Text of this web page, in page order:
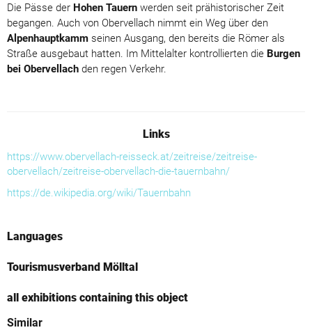
Die Pässe der Hohen Tauern werden seit prähistorischer Zeit
begangen. Auch von Obervellach nimmt ein Weg über den
Alpenhauptkamm seinen Ausgang, den bereits die Römer als
Straße ausgebaut hatten. Im Mittelalter kontrollierten die Burgen
bei Obervellach den regen Verkehr.
Links
https://www.obervellach-reisseck.at/zeitreise/zeitreise-
obervellach/zeitreise-obervellach-die-tauernbahn/
https://de.wikipedia.org/wiki/Tauernbahn
Languages
Tourismusverband Mölltal
all exhibitions containing this object
Similar